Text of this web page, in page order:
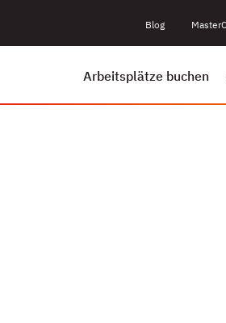
Blog
Arbeitsplätze buchen